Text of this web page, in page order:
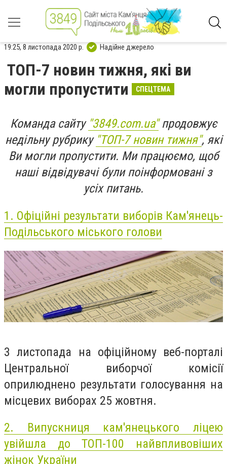
19:25, 8 листопада 2020 р. Надійне джерело
ТОП-7 новин тижня, які ви
могли пропустити
СПЕЦТЕМА
Команда сайту "3849.com.ua"продовжує
недільну рубрику "ТОП-7 новин тижня", які
Ви могли пропустити. Ми працюємо, щоб
наші відвідувачі були поінформовані з
усіх питань.
1. Офіційні результати виборів Кам'янець-
Подільського міського голови
3 листопада на офіційному веб-порталі
Центральної виборчої комісії
оприлюднено результати голосування на
місцевих виборах 25 жовтня.
2. Випускниця кам'янецького ліцею
увійшла до ТОП-100 найвпливовіших
жінок України